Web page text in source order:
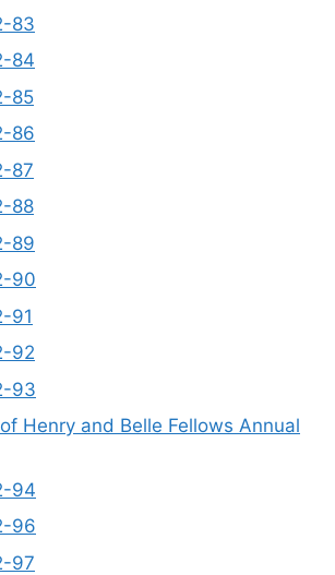
83
84
85
86
87
88
89
90
91
92
93
Henry and Belle Fellows Annual
94
96
97